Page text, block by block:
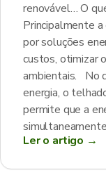
renovável… O
Principalmente
por soluções
custos, otimizar
ambientais. No
energia, o
permite que a
Ler o artigo →